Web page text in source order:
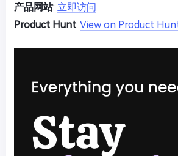
产品网站: 立即访问
Product Hunt: View on Product